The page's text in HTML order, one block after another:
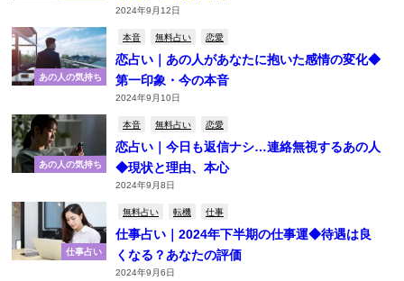
2024年9月12日
あの人の気持ち
本音 無料占い 恋愛
恋占い｜あの人があなたに抱いた感情の変化◆
第一印象・今の本音
2024年9月10日
あの人の気持ち
本音 無料占い 恋愛
恋占い｜今日も返信ナシ…連絡無視するあの人
◆現状と理由、本心
2024年9月8日
仕事占い
無料占い 転機 仕事
仕事占い｜2024年下半期の仕事運◆待遇は良
くなる？あなたの評価
2024年9月6日